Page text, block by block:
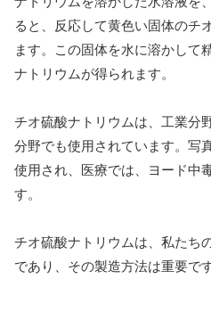
ると、反応して黄色い固体のチ
ます。この固体を水に溶かして
ナトリウムが得られます。
チオ硫酸ナトリウムは、工業分
分野でも使用されています。写
使用され、医療では、ヨード中
す。
チオ硫酸ナトリウムは、私たち
であり、その製造方法は重要です